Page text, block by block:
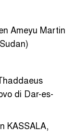
Ameyu Martin
di Dar-es-
KASSALA,